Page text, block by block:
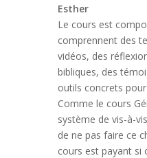
Esther
Le cours est
comprennent des
vidéos, des
bibliques, des
outils concrets
Comme le cours
système de vis-à-
de ne pas faire ce
cours est payant si